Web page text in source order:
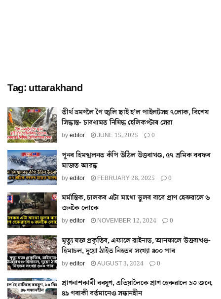
Tag: uttarakhand
তীৰ্থ ভ্ৰমণলৈ গৈ জ্বলি ছাই হ’ল পাইলটসহ ৭লোক, বিশেষ
সিদ্ধান্ত- চাৰধামত নিষিদ্ধ হেলিকপ্টাৰ সেৱা
byeditor JUNE 15, 2025 0
পুনৰ হিমস্খলনত কঁপি উঠিল উত্তৰাখণ্ড, ৫৭ শ্ৰমিক বৰফৰ
মাজত আৱদ্ধ
byeditor FEBRUARY 28, 2025 0
মৰ্মান্তিক, চালকৰ এটা মাথো ভুলৰ বাবে প্ৰাণ হেৰুৱালে ৬
জনকৈ লোকে
byeditor NOVEMBER 12, 2024 0
মৃত্যু যজ্ঞ প্ৰকৃতিৰ, এফালে ৱাইনাড, আনফালে উত্তৰাখণ্ড-
হিমাচল, দুয়ো ঠাইত নিহতৰ সংখ্যা ৪০০ পাৰ
byeditor AUGUST 3, 2024 0
প্ৰাণনাশকাৰী বৰষুণ, এতিয়ালৈকে প্ৰাণ হেৰুৱালে ১৩ জনে,
৪৯ গৰাকী বৰ্তমানেও সন্ধানহীন